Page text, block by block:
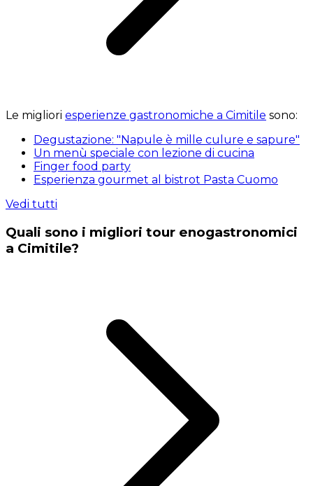
Le migliori esperienze gastronomiche a Cimitile sono:
Degustazione: "Napule è mille culure e sapure"
Un menù speciale con lezione di cucina
Finger food party
Esperienza gourmet al bistrot Pasta Cuomo
Vedi tutti
Quali sono i migliori tour enogastronomici
a Cimitile?